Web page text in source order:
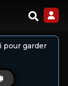
pour garder